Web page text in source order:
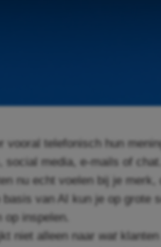
vooral telefonisch hun
social media, e-mails of
nu echt voelen bij je
van AI kun je op grote
inspelen.
niet alleen naar wat